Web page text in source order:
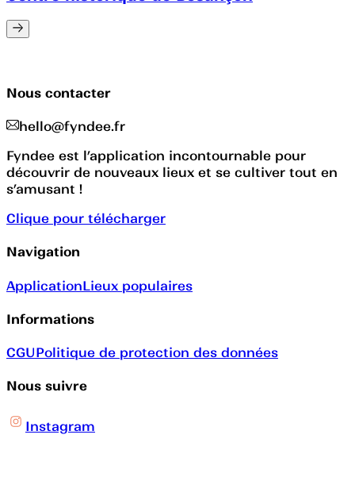
Nous contacter
hello@fyndee.fr
Fyndee est l’application incontournable pour
découvrir de nouveaux lieux et se cultiver tout en
s’amusant !
Clique pour télécharger
Navigation
ApplicationLieux populaires
Informations
CGUPolitique de protection des données
Nous suivre
Instagram